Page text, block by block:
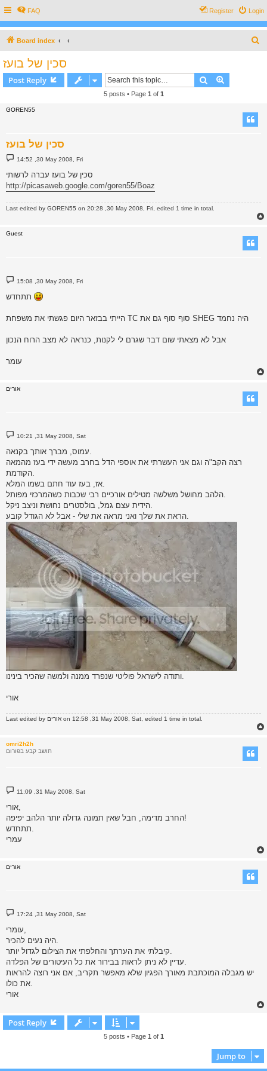
FAQ Login
Register
Board index
סכין של בועז
Post Reply Search
5 posts • Page 1 of 1
GOREN55
סכין של בועז
P
o
t
14:52 ,30 May 2008, Fri
סכין של בועז עברה לרשותי
http://picasaweb.google.com/goren55/Boaz
Last edited by GOREN55 on 20:28 ,30 May 2008, Fri, edited 1 time in total.
Guest
P
o
t
15:08 ,30 May 2008, Fri
הייתי בבזאר היום פגשתי את משפחת TC סוף סוף גם את SHEG היה נחמד
אבל לא מצאתי שום דבר שגרם לי לקנות, כנראה לא מצב הרוח הנכון
עומר
אורים
P
o
t
10:21 ,31 May 2008, Sat
עמוס, מברך אותך בקנאה.
רצה הקב"ה וגם אני העשרתי את אוספי הדל בחרב מעשה ידי בעז מהמאה
הקודמת.
אז, בעז עוד חתם בשמו המלא.
הלהב מחושל משלשה מטילים אורכיים רבי שכבות כשהמרכזי מפותל.
הידית עצם גמל, בולסטרים נחושת וניצב ניקל.
הראת את שלך ואני מראה את שלי - אבל לא הגודל קובע.
ותודה לישראל פוליטי שנפרד ממנה ולמשה שהכיר בינינו.
אורי
Last edited by אורים on 12:58 ,31 May 2008, Sat, edited 1 time in total.
omri2h2h
תושב קבע בפורום
P
o
t
11:09 ,31 May 2008, Sat
החרב מדימה, חבל שאין תמונה גדולה יותר הלהב יפיפה!
עמרי
אורים
P
o
t
17:24 ,31 May 2008, Sat
עומרי,
היה נעים להכיר.
קיבלתי את הערתך והחלפתי את הצילום לגדול יותר.
עדיין לא ניתן לראות בבירור את כל העיטורים של הפלדה.
יש מגבלה המוכתבת מאורך הפגיון שלא מאפשר תקריב, אם אני רוצה להראות
את כולו.
אורי
Post Reply
5 posts • Page 1 of 1
Jump to